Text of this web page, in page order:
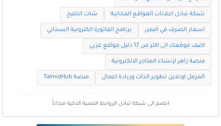
شبكة تبادل اعلانات المواقع المجانية شات الخليج
اسعار الصرف في اليمن برنامج الفاتورة الكترونية السحابي
اضف موقعك الى اكثر من 17 دليل مواقع عربي
منصة زاهر لإنشاء المتاجر الالكترونية
المزمل اونلاين تطوير الذات وريادة اعمال منصة TalmidHub
انضم الى شبكة تبادل الروابط النصية الذكية مجاناً